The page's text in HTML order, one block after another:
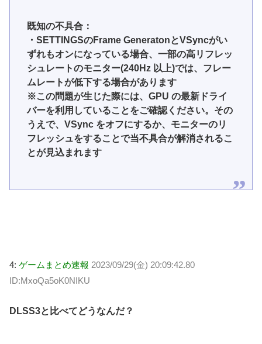
既知の不具合：
・SETTINGSのFrame GeneratonとVSyncがい
ずれもオンになっている場合、一部の高リフレッ
シュレートのモニター(240Hz 以上)では、フレー
ムレートが低下する場合があります
※この問題が生じた際には、GPU の最新ドライ
バーを利用していることをご確認ください。その
うえで、VSync をオフにするか、モニターのリ
フレッシュをすることで当不具合が解消されるこ
とが見込まれます
4: ゲームまとめ速報 2023/09/29(金) 20:09:42.80
ID:MxoQa5oK0NIKU
DLSS3と比べてどうなんだ？